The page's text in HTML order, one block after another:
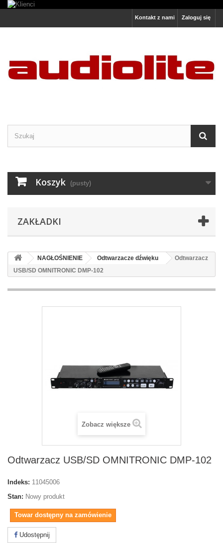
Zaloguj się
Kontakt z nami
Koszyk (pusty)
ZAKŁADKI
NAGŁOŚNIENIE Odtwarzacze dźwięku
Odtwarzacz
USB/SD OMNITRONIC DMP-102
Zobacz większe
Odtwarzacz USB/SD OMNITRONIC DMP-102
Indeks: 11045006
Stan: Nowy produkt
Towar dostępny na zamówienie
Udostępnij